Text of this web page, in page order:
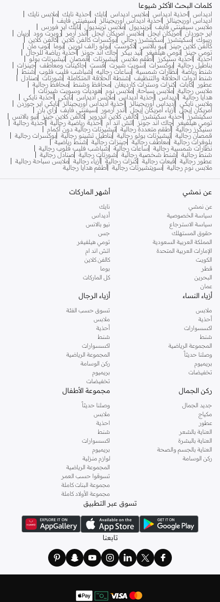
كلمات البحث الأكثر شيوعا
اديداس احذية اديداس ملابس اديداس نايك احذية نايك ملابس نايك
اديداس اوريجينالز
احذية اديداس اوريجينالز
سيفينتي فايف
ملابس سيفينتي فايف ترينديول ملابس ترينديول نايك اير فورس
اير جوردان
امريكان ايجل ملابس امريكان ايجل اندر ارمر روبرت وود
ريبان
ريبوك
سكيتشرز سكيتشرز رجالي بوكسرات كالفن كلاين كالفن كلاين
كالفن كلاين جينز نيو بالانس لاكوست بولو رالف لورين بوما
توب مان
تومي جينز تومي هيلفيغر تيد بيكر جاك اند جونز
أحذية رياضة للرجال
احذية
احذية سنيكرز أطقم ملابس تيشيرتات قمصان تيشيرتات بولو
بناطيل رجالية بوكسرات سويت شيرت فست جاكيتات ومعاطف جينزات
شنط رياضة نظارات شمسية ساعات رجاليه شباشب فليب فلوب
شنط
شنط أدوات الحلاقة والتنظيف
شنطة الحلاقة المتكاملة شورتات صنادل
عطور
كابات كنزات وسترات كارديغان محافظ وشنط
محافظ رجالية
ملابس رجالية ملابس سباحة ملابس نوم
هوديات وسويت شيرتات
هدايا رجالية أديداس أحذية أديداس ملابس أديداس نايكي أحذبة نايكي
ملابس نايكي أديداس أوريجينالز أحذية أديداس أوريجينالز
نايكي اير جوردن
أمريكان إيجل أزياء أمريكان إيجل أندر آرمور سيفنتي فايف راي بان
سكيتشرز
أحذية سكيتشرز كالفن كلاين اندروير كالفن كلاين جينز
نيو بالانس
تومي هيلفيغر
جاك اند جونز اتش اند ام أحذية رياضية رجالية أحذية رجالية
سنيكرز رجالية أطقم متعددة رجالية تيشيرتات رجالية دون أكمام
قمصان رجالية تيشيرتات بولو رجالية بناطيل تشينو رجالية بوكسرات رجالية
بلوفرات رجالية معاطف رجالية جينزات رجالية
شنط رياضية
نظارات شمسية رجالية
ساعات رجالية
شباشب فليب فلوب رجالية
شنط رجالية
شنط شخصية رجالية شورتات رجالية صنادل رجالية
عطور رجالية
قبعات رجالية كنزات رجالية أزياء رجالية ملابس سباحة رجالية
ملابس نوم رجالية
سويتشيرتات رجالية أطقم هدايا رجالية
عن نمشي
عن نمشي
سياسة الخصوصية
سياسة الاسترجاع
حقوق المستهلك
المملكة العربية السعودية
الإمارات العربية المتحدة
الكويت
قطر
البحرين
عمان
أشهر الماركات
نايك
أديداس
نيو بالانس
جس
تومي هيلفيغر
اتش اند ام
كالفن كلاين
بوما
كل الماركات
أزياء النساء
ملابس
أحذية
اكسسوارات
شنط
المجموعة الرياضية
وصلنا حديثاً
بريميوم
تخفيضات
أزياء الرجال
تسوق حسب الفئة
ملابس
أحذية
شنط
اكسسوارات
المجموعة الرياضية
ركن الوسامة
بريميوم
تخفيضات
ركن الجمال
جديد الجمال
مكياج
عطور
العناية بالشعر
العناية بالبشرة
العناية بالجسم والصحة
ركن الوسامة
مجموعة الأطفال
وصلنا حديثاً
ملابس
احذية
شنط
اكسسوارات
بريميوم
لوازم منزلية
المجموعة الرياضية
تسوقوا حسب العمر
مجموعة البنات كاملة
مجموعة الأولاد كاملة
تسوق عبر التطبيق
تابعنا